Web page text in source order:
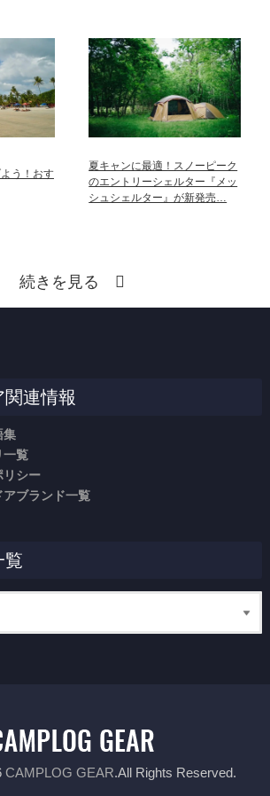
う！おす
夏キャンに最適！スノーピーク
のエントリーシェルター『メッ
シュシェルター』が新発売…
続きを見る
関連情報
集
一覧
リシー
アブランド一覧
覧
CAMPLOG GEAR.All Rights Reserved.